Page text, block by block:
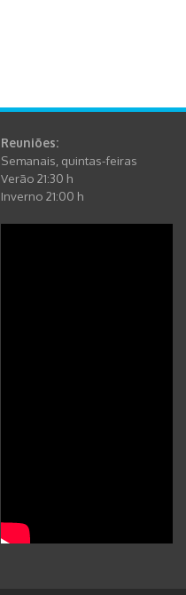
Reuniões:
Semanais, quintas-feiras
Verão 21:30 h
Inverno 21:00 h